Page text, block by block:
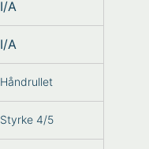
I/A
I/A
Håndrullet
Styrke 4/5